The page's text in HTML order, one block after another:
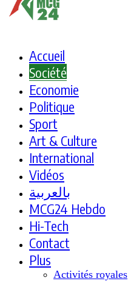
Accueil
Société
Economie
Politique
Sport
Art & Culture
International
Vidéos
بالعربية
MCG24 Hebdo
Hi-Tech
Contact
Plus
Activités royales